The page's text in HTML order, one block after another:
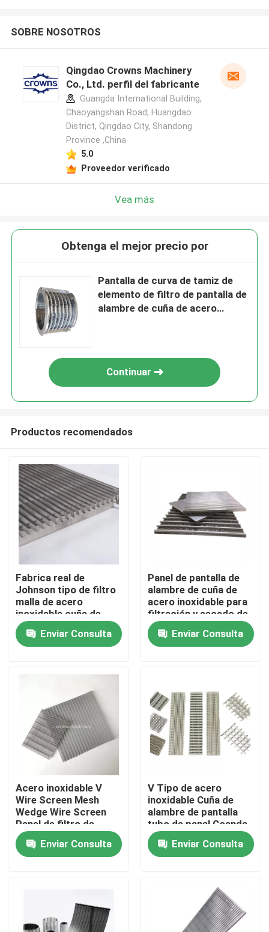
Hogar
Productos
Sobre nosotros
Viaje de la fábrica
Control de calidad
Éntrenos en contacto con
Pida una cita
filtro industrial de HEPA
SOBRE NOSOTROS
Qingdao Crowns Machinery
Co., Ltd. perfil del fabricante
Guangda International Building,
Chaoyangshan Road, Huangdao
District, Qingdao City, Shandong
Province ,China
5.0
Proveedor verificado
Vea más
Obtenga el mejor precio por
Pantalla de curva de tamiz de
elemento de filtro de pantalla de
alambre de cuña de acero
Continuar
Productos recomendados
Fabrica real de
Johnson tipo de filtro
malla de acero
inoxidable cuña de
alambre de pantalla
Enviar Consulta
Panel de pantalla de
alambre de cuña de
acero inoxidable para
filtración y secado de
granos
Enviar Consulta
Acero inoxidable V
Wire Screen Mesh
Wedge Wire Screen
Panel de filtro de
acero inoxidable
Enviar Consulta
V Tipo de acero
inoxidable Cuña de
alambre de pantalla
tubo de panel Coanda
pantallas filtros de
alambre de cuña para
la ingesta de agua
Enviar Consulta